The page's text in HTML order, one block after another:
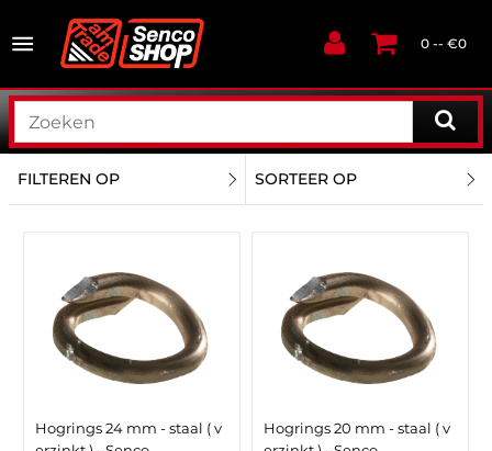
0 -- €0
FILTEREN OP SORTEER OP
Hogrings 24 mm - staal ( v
Hogrings 20 mm - staal ( v